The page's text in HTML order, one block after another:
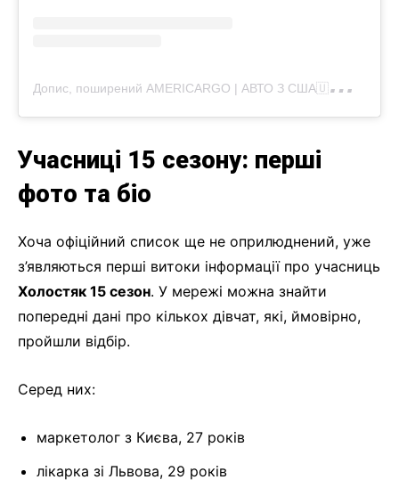
Д
опис, поширений AMERICARGO | АВТО З США🇺🇸 – КАНАДИ 🇨🇦 – АНГЛІЇ 🇬🇧 | ЛЬВІВ (@americargo_lviv)
Учасниці 15 сезону: перші
фото та біо
Хоча офіційний список ще не оприлюднений, уже
з’являються перші витоки інформації про учасниць
Холостяк 15 сезон. У мережі можна знайти
попередні дані про кількох дівчат, які, ймовірно,
пройшли відбір.
Серед них:
маркетолог з Києва, 27 років
лікарка зі Львова, 29 років